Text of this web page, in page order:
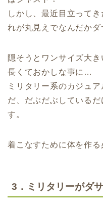
しかし、最近目立って
れが丸見えでなんだか
隠そうとワンサイズ大
長くておかしな事に…
ミリタリー系のカジュ
だ、だぶだぶしている
す。
着こなすために体を作る
3．ミリタリーがダサ